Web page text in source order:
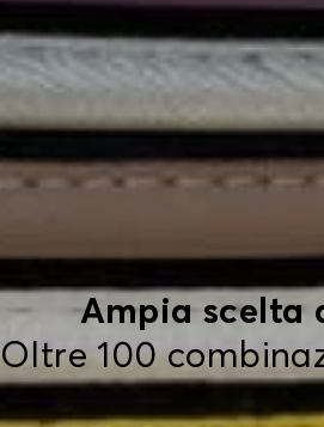
Ampia scelta
Oltre 100